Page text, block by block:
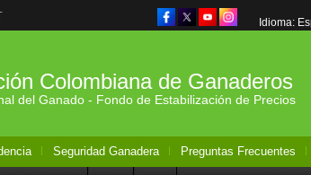
Idioma:
Colombiana de Ganaderos
del Ganado - Fondo de Estabilización de Precios
Seguridad Ganadera Preguntas Frecuentes